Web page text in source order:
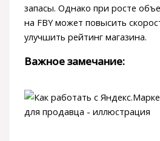
запасы. Однако при росте
на FBY может повысить
улучшить рейтинг магазина.
Важное замечание: